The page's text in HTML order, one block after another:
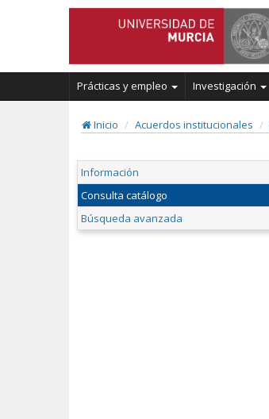
Prácticas y empleo Investigación
Inicio Acuerdos institucionales
Información
Consulta catálogo
Búsqueda avanzada